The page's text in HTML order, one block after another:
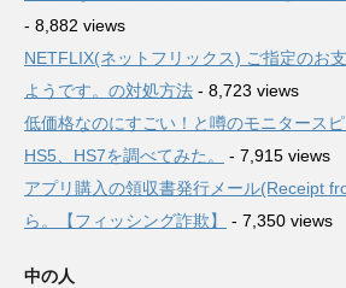
- 8,882 views
NETFLIX(ネットフリックス) ご指定のお
ようです。の対処方法 - 8,723 views
低価格なのにすごい！と噂のモニタース
HS5、HS7を調べてみた。
- 7,915 views
アプリ購入の領収書発行メール(Receipt
ら。【フィッシング詐欺】
- 7,350 views
中の人